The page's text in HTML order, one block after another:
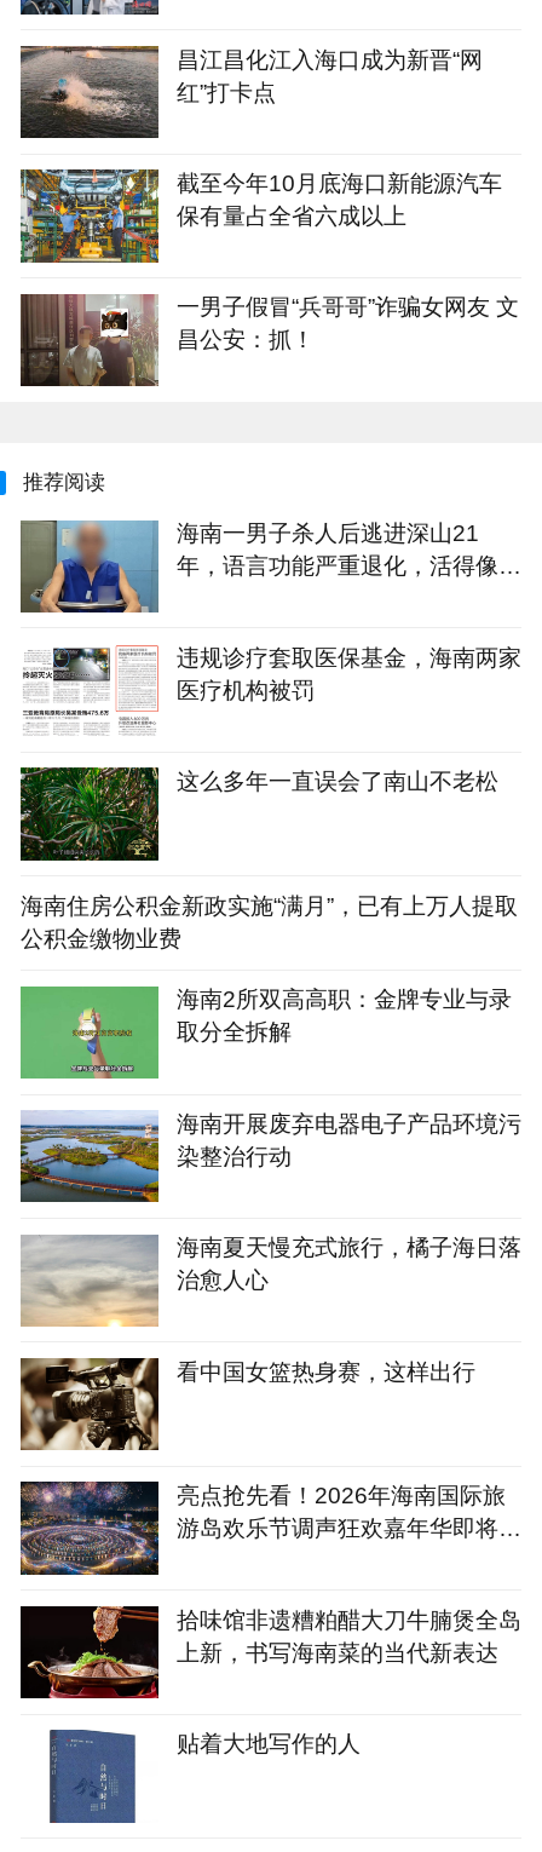
昌江昌化江入海口成为新晋“网
红”打卡点
截至今年10月底海口新能源汽车
保有量占全省六成以上
一男子假冒“兵哥哥”诈骗女网友 文
昌公安：抓！
推荐阅读
海南一男子杀人后逃进深山21
年，语言功能严重退化，活得像野
违规诊疗套取医保基金，海南两家
医疗机构被罚
这么多年一直误会了南山不老松
海南住房公积金新政实施“满月”，已有上万人提取
公积金缴物业费
海南2所双高高职：金牌专业与录
取分全拆解
海南开展废弃电器电子产品环境污
染整治行动
海南夏天慢充式旅行，橘子海日落
治愈人心
看中国女篮热身赛，这样出行
亮点抢先看！2026年海南国际旅
游岛欢乐节调声狂欢嘉年华即将精
拾味馆非遗糟粕醋大刀牛腩煲全岛
上新，书写海南菜的当代新表达
贴着大地写作的人